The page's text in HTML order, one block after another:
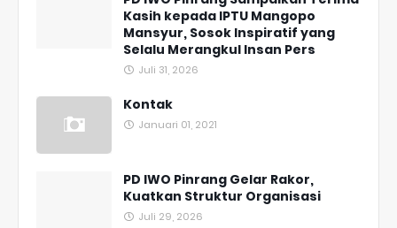
Kasih kepada IPTU Mangopo
Mansyur, Sosok Inspiratif yang
Selalu Merangkul Insan Pers
Juli 31, 2026
Kontak
Januari 01, 2021
PD IWO Pinrang Gelar Rakor,
Kuatkan Struktur Organisasi
Juli 29, 2026